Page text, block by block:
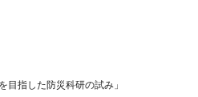
指した防災科研の試み」